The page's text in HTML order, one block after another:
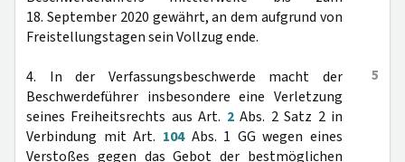
18. September 2020 gewährt, an dem aufgrund von
Freistellungstagen sein Vollzug ende.
5
4. In der Verfassungsbeschwerde macht der
Beschwerdeführer insbesondere eine Verletzung
seines Freiheitsrechts aus Art. 2Abs. 2 Satz 2 in
Verbindung mit Art. 104Abs. 1 GG wegen eines
Verstoßes gegen das Gebot der bestmöglichen